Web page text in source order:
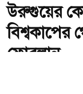
উরুগুয়ের
বিশ্বকাপের
ফোরলান